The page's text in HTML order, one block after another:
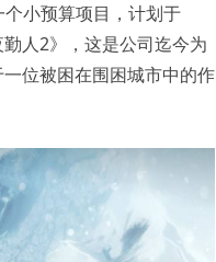
小预算项目，计划于
人2》，这是公司迄今为
位被困在围困城市中的作